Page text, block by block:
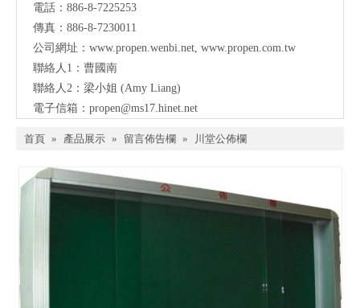
電話：886-8-7225253
傳真：886-8-7230011
公司網址： www.propen.wenbi.net www.propen.com.tw
聯絡人1：曹國南
聯絡人2：梁小姐 (Amy Liang)
電子信箱： propen@ms17.hinet.net
首頁 » 產品展示 » 留言佈告欄 » 川堂公佈欄